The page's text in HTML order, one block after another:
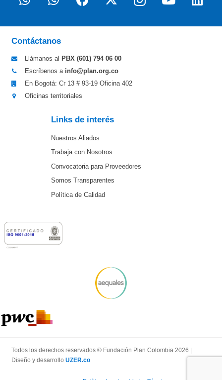
Contáctanos
Llámanos al PBX (601) 794 06 00
Escríbenos a info@plan.org.co
En Bogotá: Cr 13 # 93-19 Oficina 402
Oficinas territoriales
Links de interés
Nuestros Aliados
Trabaja con Nosotros
Convocatoria para Proveedores
Somos Transparentes
Política de Calidad
Todos los derechos reservados © Fundación Plan Colombia 2026 |
Diseño y desarrollo UZER.co